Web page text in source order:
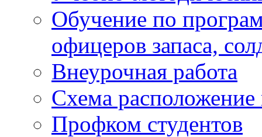
Обучение по
офицеров запаса,
Внеурочная работа
Схема расположение
Профком студентов